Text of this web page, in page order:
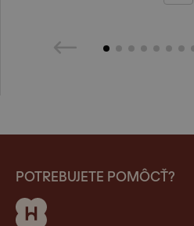
POTREBUJETE POMÔCŤ?